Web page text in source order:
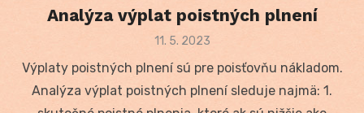
Analýza výplat poistných plnení
Posted
11. 5. 2023
Výplaty poistných plnení sú pre poisťovňu nákladom.
Analýza výplat poistných plnení sleduje najmä: 1.